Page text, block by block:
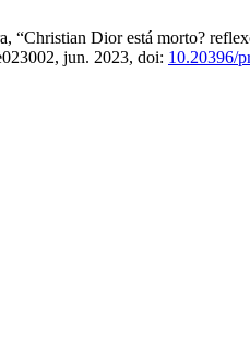
“Christian Dior está morto?
jun. 2023, doi: 10.20396/